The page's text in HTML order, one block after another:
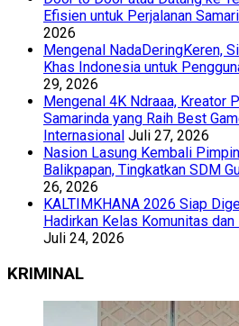
Efisien untuk Perjalanan
2026
Mengenal NadaDeringKeren,
Khas Indonesia untuk
29, 2026
Mengenal 4K Ndraaa, Kreator
Samarinda yang Raih Best
Internasional Juli 27, 2026
Nasion Lasung Kembali
Balikpapan, Tingkatkan SDM
26, 2026
KALTIMKHANA 2026 Siap
Hadirkan Kelas Komunitas
Juli 24, 2026
KRIMINAL